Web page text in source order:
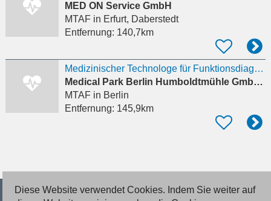
MED ON Service GmbH
MTAF in Erfurt, Daberstedt
Entfernung: 140,7km
Medizinischer Technologe für Funktionsdiagnostik (MTF) / Medizinisch technischer Assistent (MTA)
Medical Park Berlin Humboldtmühle GmbH & Co. KG
MTAF in Berlin
Entfernung: 145,9km
© 2026 Deutsche Jobmarkt GmbH
Diese Website verwendet Cookies. Indem Sie weiter auf